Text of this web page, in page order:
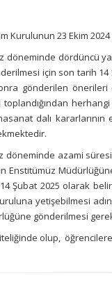
Kurulunun 23 Ekim
döneminde dördüncü
için son tarih 14
gönderilen önerileri
toplandığından
dalı
döneminde azami
Enstitümüz
Şubat 2025 olarak
yetişebilmesi
gönderilmesi
olup,